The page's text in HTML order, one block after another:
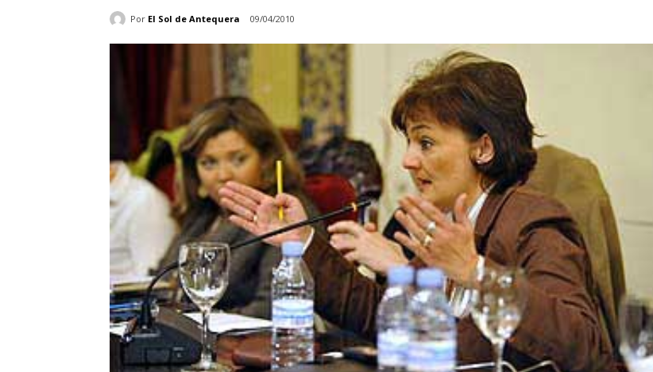
Por El Sol de Antequera 09/04/2010